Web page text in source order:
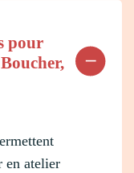
pour
en atelier